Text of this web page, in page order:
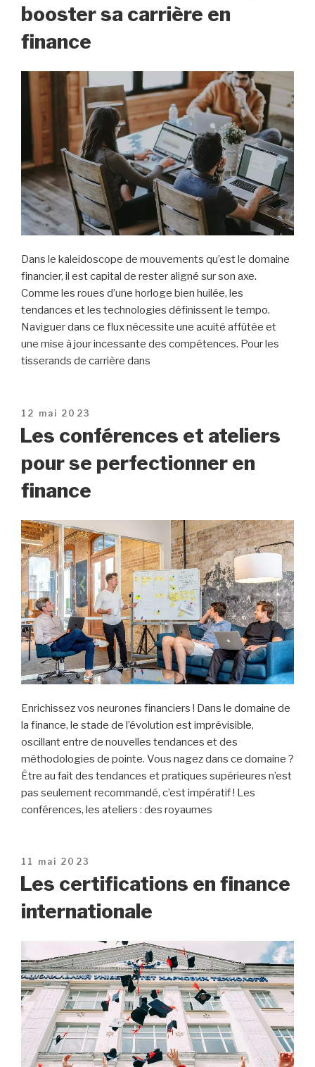
booster sa carrière en
finance
Dans le kaleidoscope de mouvements qu’est le domaine
financier, il est capital de rester aligné sur son axe.
Comme les roues d’une horloge bien huilée, les
tendances et les technologies définissent le tempo.
Naviguer dans ce flux nécessite une acuité affûtée et
une mise à jour incessante des compétences. Pour les
tisserands de carrière dans
Publié
le
12 mai 2023
Les conférences et ateliers
pour se perfectionner en
finance
Enrichissez vos neurones financiers ! Dans le domaine de
la finance, le stade de l’évolution est imprévisible,
oscillant entre de nouvelles tendances et des
méthodologies de pointe. Vous nagez dans ce domaine ?
Être au fait des tendances et pratiques supérieures n’est
pas seulement recommandé, c’est impératif ! Les
conférences, les ateliers : des royaumes
Publié
le
11 mai 2023
Les certifications en finance
internationale